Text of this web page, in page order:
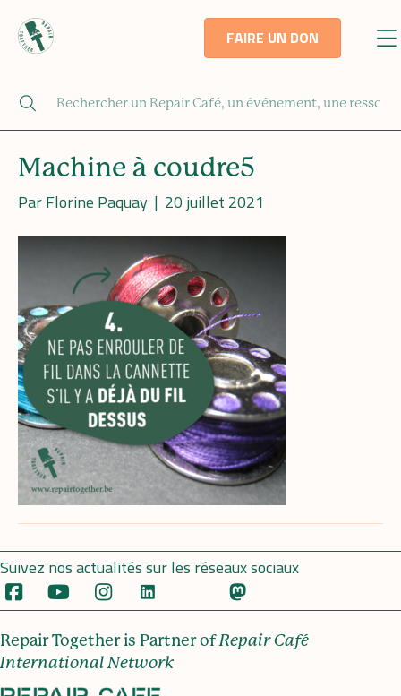
FAIRE UN DON
Machine à coudre5
ParFlorine Paquay | 20 juillet 2021
Suivez nos actualités sur les réseaux sociaux
Repair Together is Partner ofRepair Café
International Network